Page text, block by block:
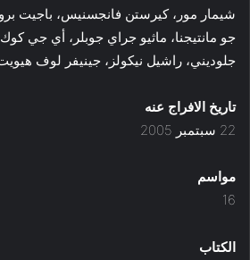
شيمار مور، كيرستن فانجسنيس، باجيت
جو مانتيجنا، ماثيو جراي جوبلر، أي جي كوك،
جلوديني، راشيل نيكولز، جينيفر لوف
تاريخ الافراج عنه
22 سبتمبر 2005
مواسم
16
الكتاب